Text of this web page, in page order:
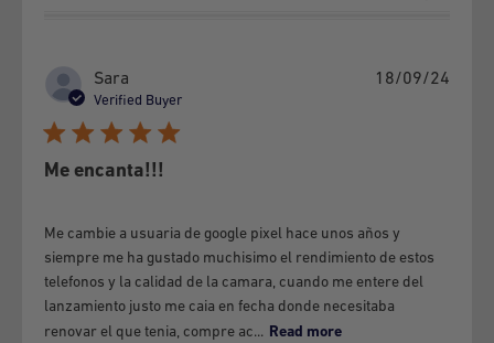
excludes itself from the right of withdrawal for satisfaction
RETURN OF MONEY IN CASE OF LOSS
In the event that the shipping logistics operator does not
business days and the return or management of another
equipment is made.
MONEY BACK BY RETRACT WITHOUT SHIPPINGPACKAGE
The refund of money is made in 7 business days maximum.
Sara
Verified Buyer
Me encanta!!!
Me cambie a usuaria de google pixel hace unos años y
siempre me ha gustado muchisimo el rendimiento de estos
telefonos y la calidad de la camara, cuando me entere del
lanzamiento justo me caia en fecha donde necesitaba
renovar el que tenia, compre ac... Read more
18/09/24